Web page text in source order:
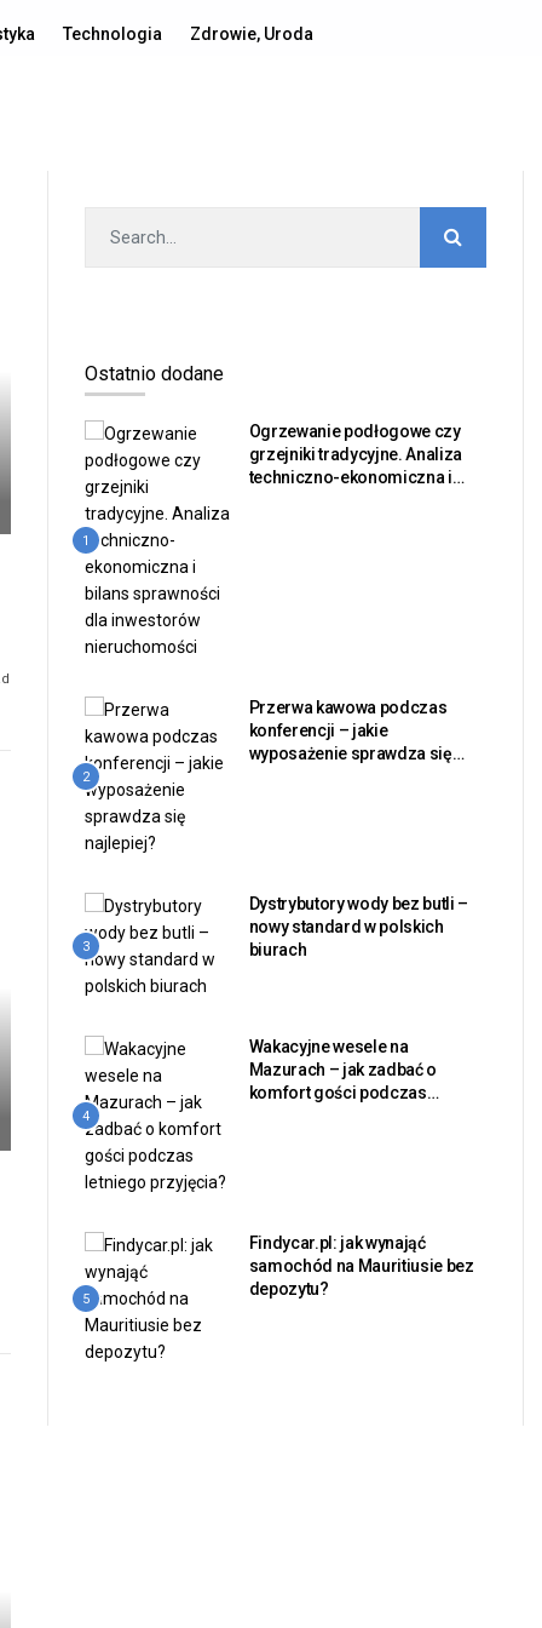
Polityka prywatności Publikacja artykułu
Technologia Zdrowie, Uroda
Ostatnio dodane
1
Ogrzewanie podłogowe czy
grzejniki tradycyjne. Analiza
techniczno-ekonomiczna i
2
Przerwa kawowa podczas
konferencji – jakie
wyposażenie sprawdza się
3
Dystrybutory wody bez butli –
nowy standard w polskich
biurach
4
Wakacyjne wesele na
Mazurach – jak zadbać o
komfort gości podczas
5
Findycar.pl: jak wynająć
samochód na Mauritiusie bez
depozytu?